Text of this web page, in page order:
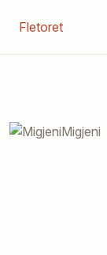
Fletoret
Migjeni